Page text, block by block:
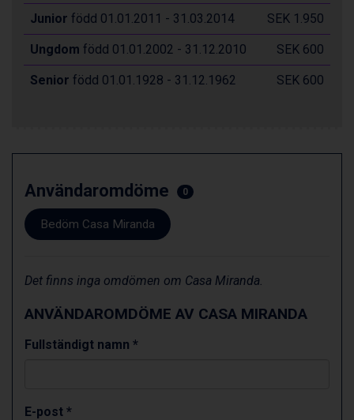
Sauze dOulx från 6.145 kr.
Alleghe från 8.545 kr.
Bad Gastein från 6.295 kr.
Arabba från 11.045 kr.
La Thuile från 7.045 kr.
Champoluc från 5.945 kr.
Sestriere från 6.945 kr.
Fieberbrunn från 9.645 kr.
Ischgl från 11.295 kr.
St. Anton från 11.245 kr.
Zell am See från 6.295 kr.
Canazei från 7.195 kr.
Livigno från 5.595 kr.
Ponte di Legno från 7.395 kr.
Bad Gastein från 6.295 kr.
Junior född 01.01.2011 - 31.03.2014 SEK 1.950
Ungdom född 01.01.2002 - 31.12.2010 SEK 600
Senior född 01.01.1928 - 31.12.1962 SEK 600
Användaromdöme 0
Bedöm Casa Miranda
Det finns inga omdömen om Casa Miranda.
ANVÄNDAROMDÖME AV CASA MIRANDA
Fullständigt namn *
E-post *